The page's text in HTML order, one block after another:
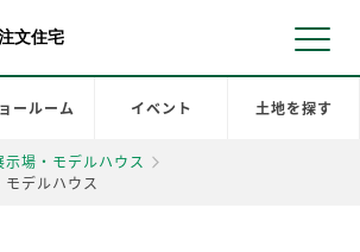
文住宅
示場・モデルハウス
デルハウス
ールーム イベント 土地を探す